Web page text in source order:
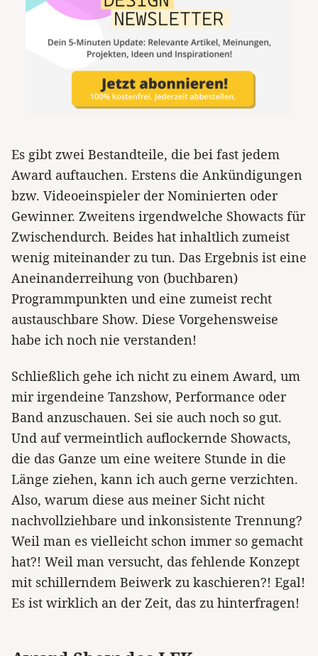
Es gibt zwei Bestandteile, die bei fast jedem
Award auftauchen. Erstens die Ankündigungen
bzw. Videoeinspieler der Nominierten oder
Gewinner. Zweitens irgendwelche Showacts für
Zwischendurch. Beides hat inhaltlich zumeist
wenig miteinander zu tun. Das Ergebnis ist eine
Aneinanderreihung von (buchbaren)
Programmpunkten und eine zumeist recht
austauschbare Show. Diese Vorgehensweise
habe ich noch nie verstanden!
Schließlich gehe ich nicht zu einem Award, um
mir irgendeine Tanzshow, Performance oder
Band anzuschauen. Sei sie auch noch so gut.
Und auf vermeintlich auflockernde Showacts,
die das Ganze um eine weitere Stunde in die
Länge ziehen, kann ich auch gerne verzichten.
Also, warum diese aus meiner Sicht nicht
nachvollziehbare und inkonsistente Trennung?
Weil man es vielleicht schon immer so gemacht
hat?! Weil man versucht, das fehlende Konzept
mit schillerndem Beiwerk zu kaschieren?! Egal!
Es ist wirklich an der Zeit, das zu hinterfragen!